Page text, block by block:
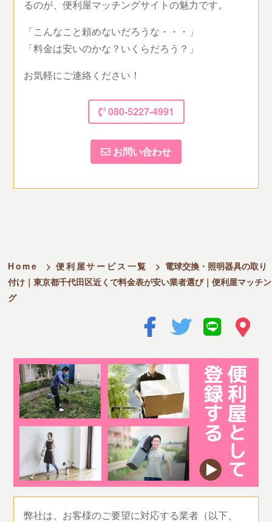
るのが、便利屋マッチングサイトの魅力です。
「こんなこと頼めないだろうな・・・」
「料金は安いのかな？いくらだろう？」
お気軽にご連絡ください！
080-5227-4991
お問い合わせ
Home > 便利屋サービス一覧 > 電球交換・照明器具の取り
付け｜東京都千代田区近くで料金表が安い業者選び｜便利屋マッチン
グ
弊社は、お客様のご要望に対応する業者（以下、